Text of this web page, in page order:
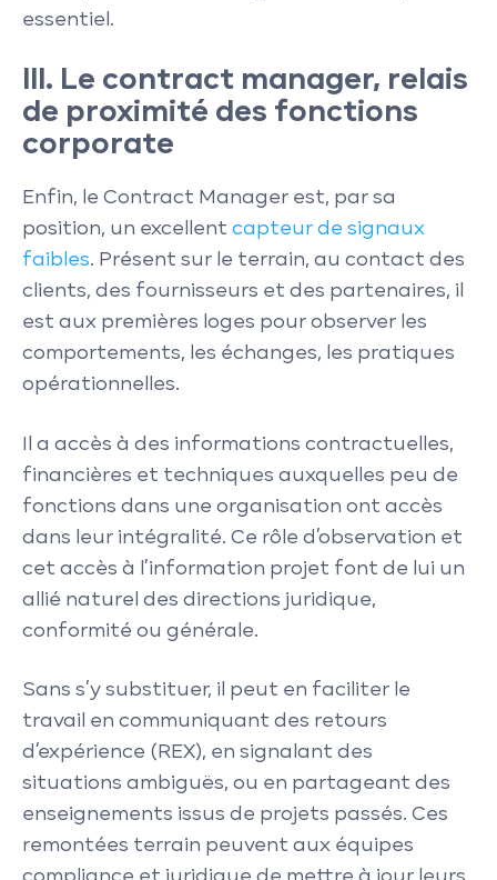
essentiel.
III. Le contract manager, relais
de proximité des fonctions
corporate
Enfin, le Contract Manager est, par sa
position, un excellent capteur de signaux
faibles. Présent sur le terrain, au contact des
clients, des fournisseurs et des partenaires, il
est aux premières loges pour observer les
comportements, les échanges, les pratiques
opérationnelles.
Il a accès à des informations contractuelles,
financières et techniques auxquelles peu de
fonctions dans une organisation ont accès
dans leur intégralité. Ce rôle d’observation et
cet accès à l’information projet font de lui un
allié naturel des directions juridique,
conformité ou générale.
Sans s’y substituer, il peut en faciliter le
travail en communiquant des retours
d’expérience (REX), en signalant des
situations ambiguës, ou en partageant des
enseignements issus de projets passés. Ces
remontées terrain peuvent aux équipes